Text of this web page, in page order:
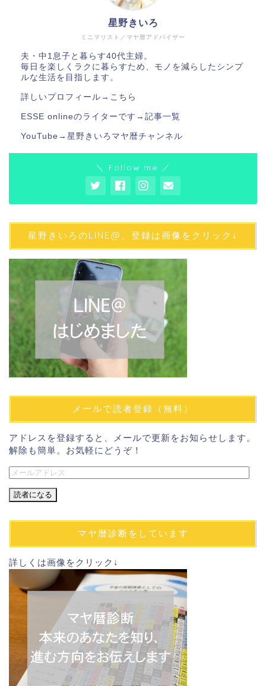
ミニマリスト／マヤ暦アドバイザー
星野きいろ
夫・中1息子と暮らす40代主婦。
毎日を楽しくラクに暮らすため、モノを減らしたシンプ
ルな生活を目指します。
詳しいプロフィール→ こちら
ESSE onlineのライターです→ 記事一覧
YouTube→ 星野きいろマヤ暦チャンネル
＼ Follow me ／
星野きいろのLINE@、登録は画像をクリック↓
メールで読者登録（無料）
アドレスを登録すると、メールで更新をお知らせします。
解除も簡単。お気軽にどうぞ！
メ
ル
ド
ス
マヤ暦診断をしています
詳しくは画像をクリック↓